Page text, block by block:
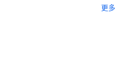
更多